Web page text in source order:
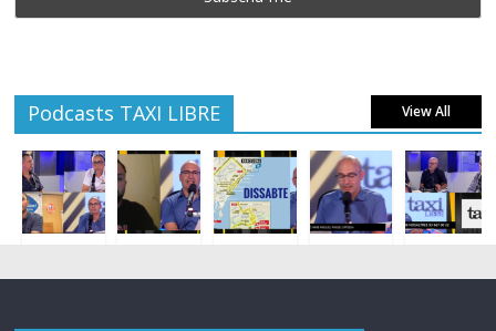
Podcasts TAXI LIBRE View All